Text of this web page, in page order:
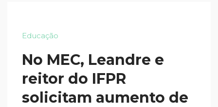
Educação
No MEC, Leandre e
reitor do IFPR
solicitam aumento de